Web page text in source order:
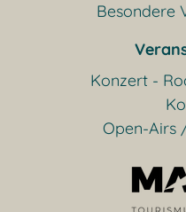
Besondere
Konzert -
Open-Airs